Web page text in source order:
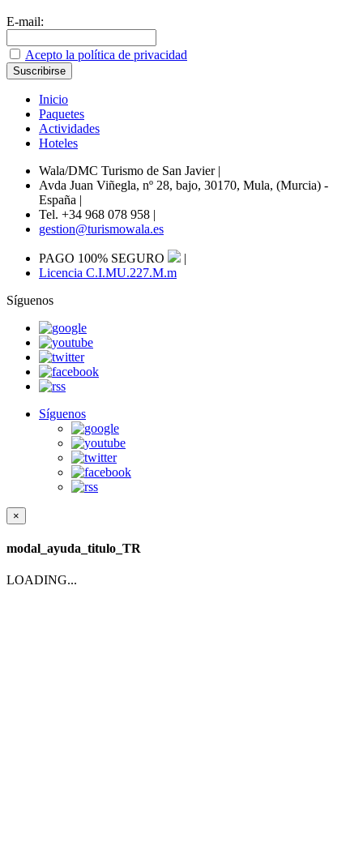
E-mail:
Acepto la política de privacidad
Inicio
Paquetes
Actividades
Hoteles
Wala/DMC Turismo de San Javier |
Avda Juan Viñegla, nº 28, bajo, 30170, Mula, (Murcia) -
España |
Tel. +34 968 078 958 |
gestion@turismowala.es
PAGO 100% SEGURO
|
Licencia C.I.MU.227.M.m
Síguenos
Síguenos
×
modal_ayuda_titulo_TR
LOADING...